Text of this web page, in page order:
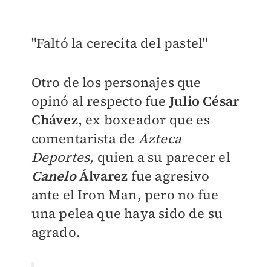
"Faltó la cerecita del pastel"
Otro de los personajes que
opinó al respecto fue Julio César
Chávez, ex boxeador que es
comentarista de Azteca
Deportes, quien a su parecer el
CaneloÁlvarez fue agresivo
ante el Iron Man, pero no fue
una pelea que haya sido de su
agrado.